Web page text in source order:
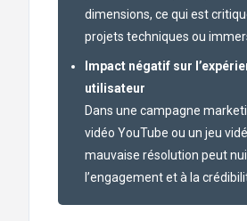
dimensions, ce qui est
projets techniques ou
Impact négatif sur
utilisateur
Dans une campagne
vidéo YouTube ou un jeu
mauvaise résolution peut
l’engagement et à la